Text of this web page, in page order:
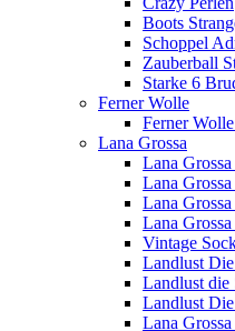
Boots
Schoppel
Zauberball
Starke 6
Ferner Wolle
Ferner
Lana Grossa
Lana
Lana
Lana
Lana
Vintage
Landlust
Landlust die
Landlust
Lana